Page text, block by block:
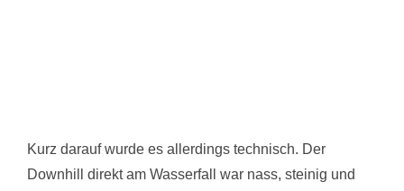
Kurz darauf wurde es allerdings technisch. Der
Downhill direkt am Wasserfall war nass, steinig und